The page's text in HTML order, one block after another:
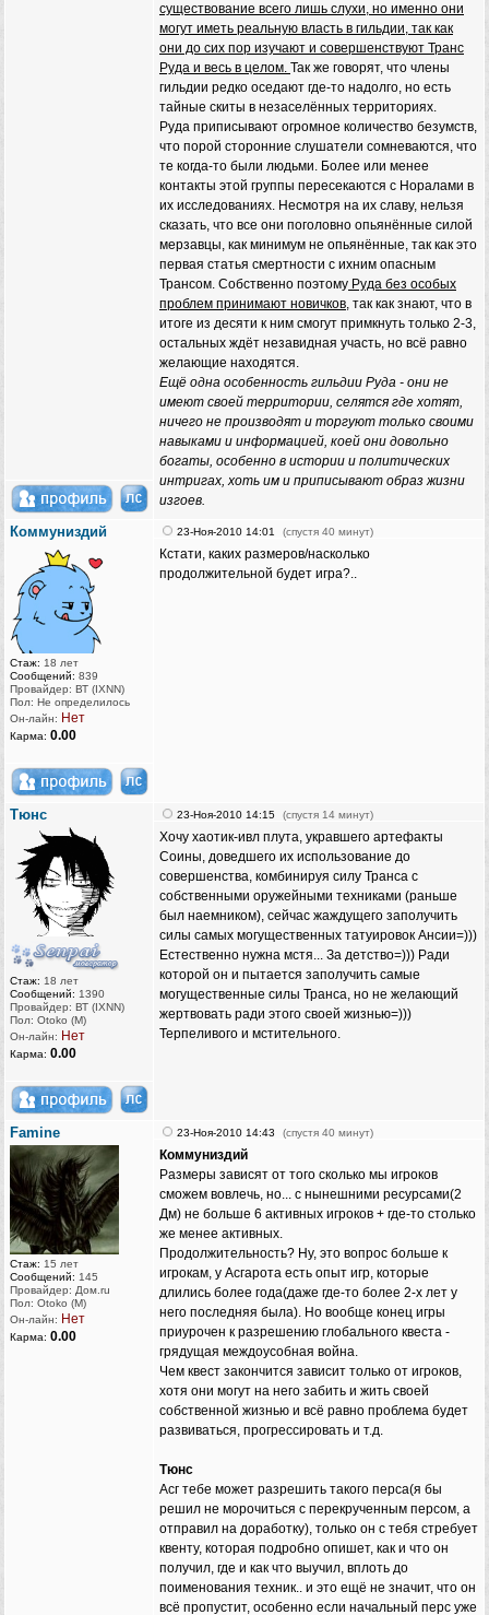
существование всего лишь слухи, но именно они
могут иметь реальную власть в гильдии, так как
они до сих пор изучают и совершенствуют Транс
Руда и весь в целом. Так же говорят, что члены
гильдии редко оседают где-то надолго, но есть
тайные скиты в незаселённых территориях.
Руда приписывают огромное количество безумств,
что порой сторонние слушатели сомневаются, что
те когда-то были людьми. Более или менее
контакты этой группы пересекаются с Норалами в
их исследованиях. Несмотря на их славу, нельзя
сказать, что все они поголовно опьянённые силой
мерзавцы, как минимум не опьянённые, так как это
первая статья смертности с ихним опасным
Трансом. Собственно поэтому Руда без особых
проблем принимают новичков, так как знают, что в
итоге из десяти к ним смогут примкнуть только 2-3,
остальных ждёт незавидная участь, но всё равно
желающие находятся.
Ещё одна особенность гильдии Руда - они не
имеют своей территории, селятся где хотят,
ничего не производят и торгуют только своими
навыками и информацией, коей они довольно
богаты, особенно в истории и политических
интригах, хоть им и приписывают образ жизни
изгоев.
Коммуниздий
Стаж: 18 лет
Сообщений: 839
Провайдер: ВТ (IXNN)
Пол: Не определилось
Он-лайн: Нет
Карма: 0.00
23-Ноя-2010 14:01 (спустя 40 минут)
Кстати, каких размеров/насколько
продолжительной будет игра?..
Тюнс
Стаж: 18 лет
Сообщений: 1390
Провайдер: ВТ (IXNN)
Пол: Otoko (M)
Он-лайн: Нет
Карма: 0.00
23-Ноя-2010 14:15 (спустя 14 минут)
Хочу хаотик-ивл плута, укравшего артефакты
Соины, доведшего их использование до
совершенства, комбинируя силу Транса с
собственными оружейными техниками (раньше
был наемником), сейчас жаждущего заполучить
силы самых могущественных татуировок Ансии=)))
Естественно нужна мстя... За детство=))) Ради
которой он и пытается заполучить самые
могущественные силы Транса, но не желающий
жертвовать ради этого своей жизнью=)))
Терпеливого и мстительного.
Famine
Стаж: 15 лет
Сообщений: 145
Провайдер: Дом.ru
Пол: Otoko (M)
Он-лайн: Нет
Карма: 0.00
23-Ноя-2010 14:43 (спустя 40 минут)
Коммуниздий
Размеры зависят от того сколько мы игроков
сможем вовлечь, но... с нынешними ресурсами(2
Дм) не больше 6 активных игроков + где-то столько
же менее активных.
Продолжительность? Ну, это вопрос больше к
игрокам, у Асгарота есть опыт игр, которые
длились более года(даже где-то более 2-х лет у
него последняя была). Но вообще конец игры
приурочен к разрешению глобального квеста -
грядущая междоусобная война.
Чем квест закончится зависит только от игроков,
хотя они могут на него забить и жить своей
собственной жизнью и всё равно проблема будет
развиваться, прогрессировать и т.д.
Тюнс
Асг тебе может разрешить такого перса(я бы
решил не морочиться с перекрученным персом, а
отправил на доработку), только он с тебя стребует
квенту, которая подробно опишет, как и что он
получил, где и как что выучил, вплоть до
поименования техник.. и это ещё не значит, что он
всё пропустит, особенно если начальный перс уже